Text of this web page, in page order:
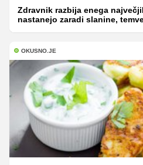
Zdravnik razbija enega
nastanejo zaradi slanine,
OKUSNO.JE